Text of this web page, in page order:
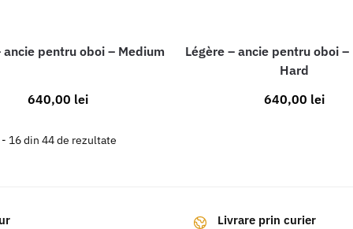
ancie pentru oboi – Medium
640,00 lei
Légère – ancie pentru oboi
Hard
640,00 lei
16 din 44 de rezultate
Livrare prin curier